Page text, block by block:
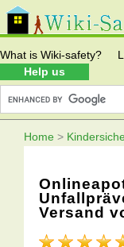
What is Wiki-safety?
Help us
Home >
Versand